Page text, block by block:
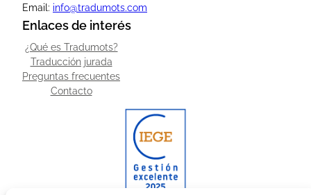
Email: info@tradumots.com
Enlaces de interés
¿Qué es Tradumots?
Traducción jurada
Preguntas frecuentes
Contacto